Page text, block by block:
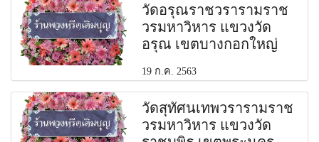
วัดอรุณราชวรารามราช
วรมหาวิหาร แขวงวัด
อรุณ เขตบางกอกใหญ่
19 ก.ค. 2563
วัดสุทัศนเทพวรารามราช
วรมหาวิหาร แขวงวัด